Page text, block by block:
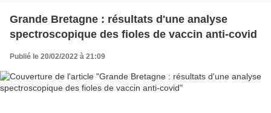
Grande Bretagne : résultats d'une analyse
spectroscopique des fioles de vaccin anti-covid
Publié le 20/02/2022 à 21:09